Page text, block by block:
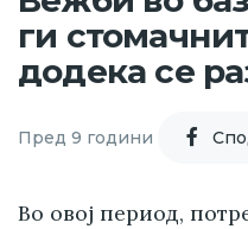
ги
додека се
Пред 9 години
Во овој период,